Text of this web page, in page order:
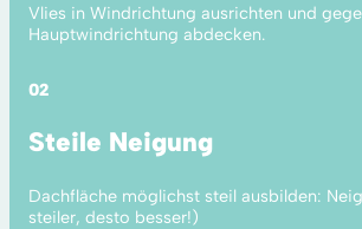
Vlies in Windrichtung ausrichten und
Hauptwindrichtung abdecken.
02
Steile Neigung
Dachfläche möglichst steil ausbilden:
steiler, desto besser!)